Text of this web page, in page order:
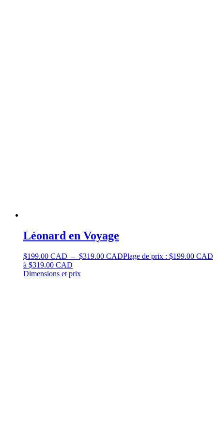
Léonard en Voyage
$199.00 CAD – $319.00 CADPlage de prix : $199.00 CAD
à $319.00 CAD
Dimensions et prix